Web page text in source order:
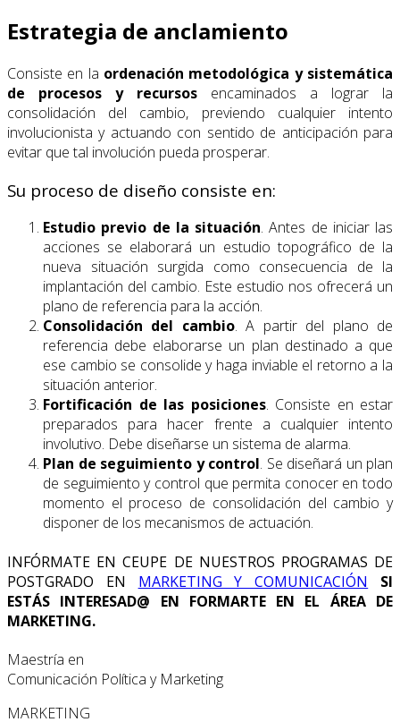
Estrategia de anclamiento
Consiste en la ordenación metodológica y sistemática
de procesos y recursos encaminados a lograr la
consolidación del cambio, previendo cualquier intento
involucionista y actuando con sentido de anticipación para
evitar que tal involución pueda prosperar.
Su proceso de diseño consiste en:
Estudio previo de la situación. Antes de iniciar las
acciones se elaborará un estudio topográfico de la
nueva situación surgida como consecuencia de la
implantación del cambio. Este estudio nos ofrecerá un
plano de referencia para la acción.
Consolidación del cambio. A partir del plano de
referencia debe elaborarse un plan destinado a que
ese cambio se consolide y haga inviable el retorno a la
situación anterior.
Fortificación de las posiciones. Consiste en estar
preparados para hacer frente a cualquier intento
involutivo. Debe diseñarse un sistema de alarma.
Plan de seguimiento y control. Se diseñará un plan
de seguimiento y control que permita conocer en todo
momento el proceso de consolidación del cambio y
disponer de los mecanismos de actuación.
INFÓRMATE EN CEUPE DE NUESTROS PROGRAMAS DE
POSTGRADO EN MARKETING Y COMUNICACIÓN
SI
ESTÁS INTERESAD@ EN FORMARTE EN EL ÁREA DE
MARKETING.
Maestría en
Comunicación Política y Marketing
MARKETING